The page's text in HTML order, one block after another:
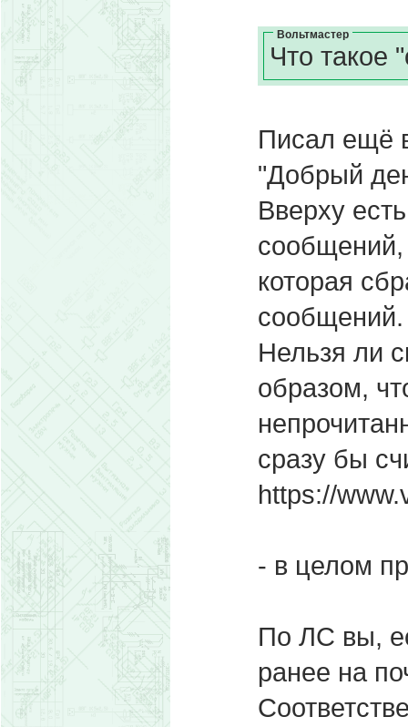
Вольтмастер
Что такое
Писал ещё
"Добрый
Вверху
сообщений,
которая
сообщений.
Нельзя ли
образом,
сразу бы
https://
- в целом
По ЛС вы,
ранее на